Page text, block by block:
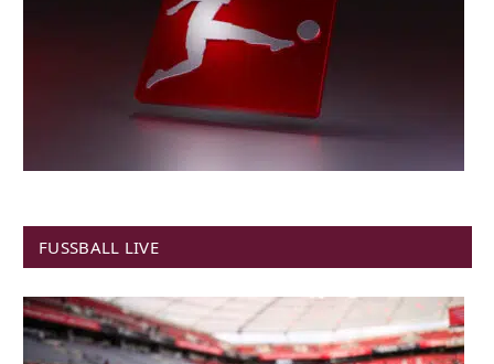
FUSSBALL LIVE